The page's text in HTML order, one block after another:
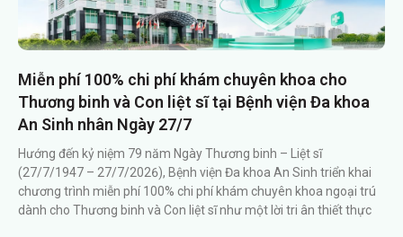
Miễn phí 100% chi phí khám chuyên khoa cho
Thương binh và Con liệt sĩ tại Bệnh viện Đa khoa
An Sinh nhân Ngày 27/7
Hướng đến kỷ niệm 79 năm Ngày Thương binh – Liệt sĩ
(27/7/1947 – 27/7/2026), Bệnh viện Đa khoa An Sinh triển khai
chương trình miễn phí 100% chi phí khám chuyên khoa ngoại trú
dành cho Thương binh và Con liệt sĩ như một lời tri ân thiết thực